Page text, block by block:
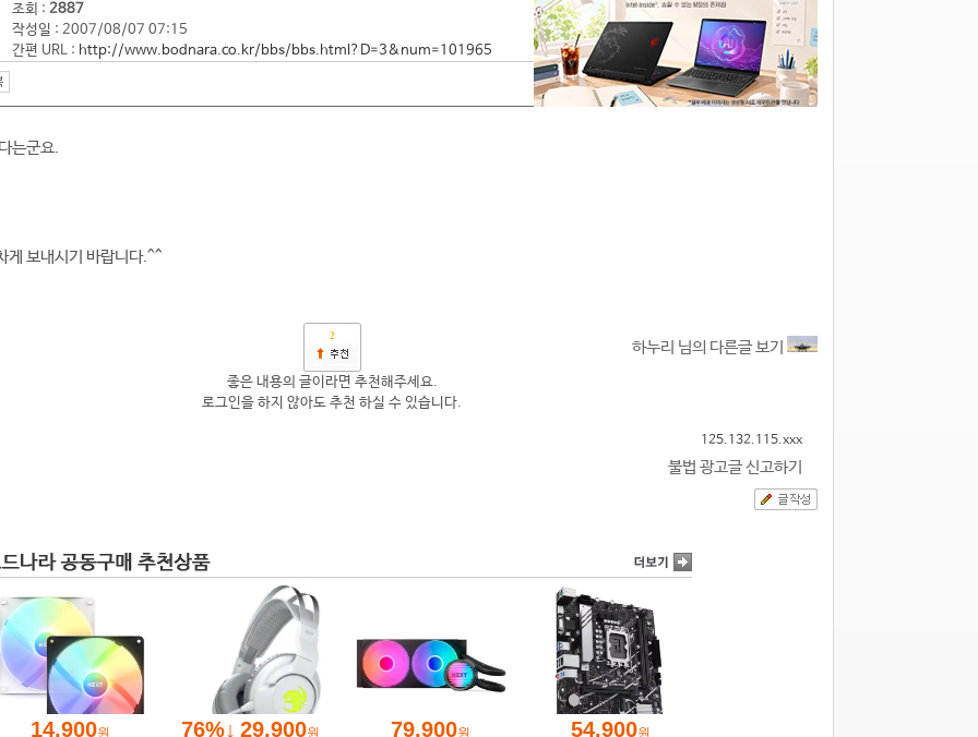
조회 : 2887
작성일 : 2007/08/07 07:15
간편 URL : http://www.bodnara.co.kr/bbs/bbs.html?D=3&num=101965
는군요.
게 보내시기 바랍니다.^^
2
하누리 님의 다른글 보기
좋은 내용의 글이라면 추천해주세요.
로그인을 하지 않아도 추천 하실 수 있습니다.
125.132.115.xxx
불법 광고글 신고하기